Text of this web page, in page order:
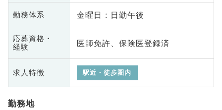
勤務体系 金曜日 : 日勤午後
応募資格・
経験
医師免許、保険医登録済
求人特徴 駅近・徒歩圏内
勤務地